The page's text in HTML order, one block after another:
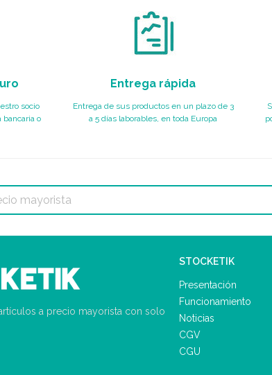
socio
bancaria o
Entrega rápida
Entrega de sus productos en un plazo de 3
a 5 días laborables, en toda Europa
a precio mayorista con solo
STOCKETIK
Presentación
Funcionamiento
Noticias
CGV
CGU